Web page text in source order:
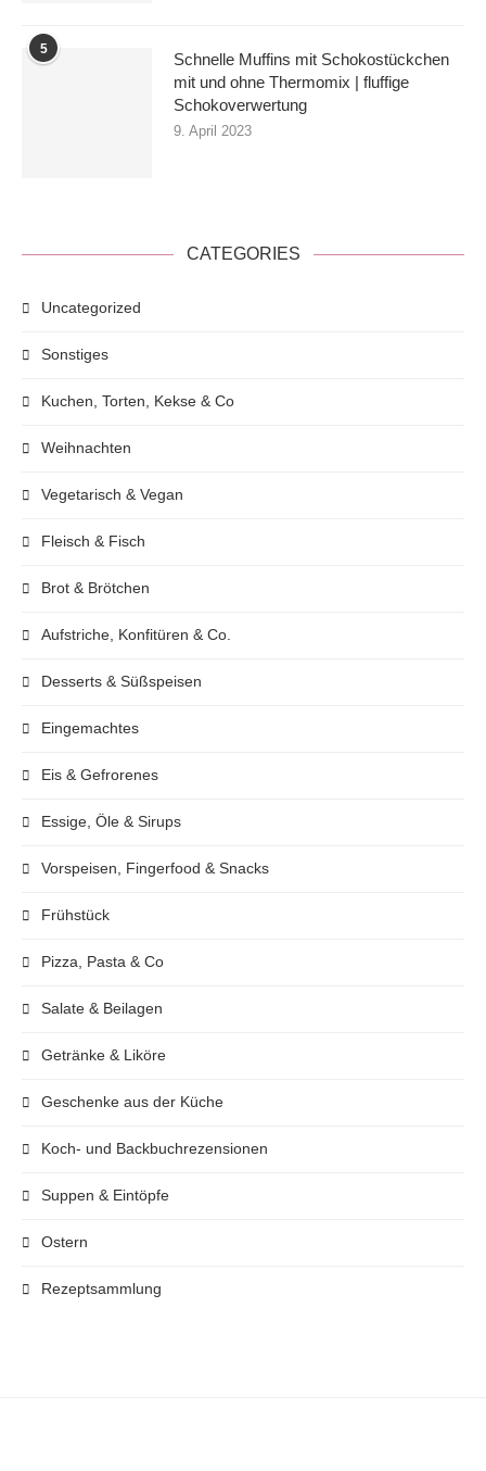
5
Schnelle Muffins mit Schokostückchen
mit und ohne Thermomix | fluffige
Schokoverwertung
9. April 2023
CATEGORIES
Uncategorized
Sonstiges
Kuchen, Torten, Kekse & Co
Weihnachten
Vegetarisch & Vegan
Fleisch & Fisch
Brot & Brötchen
Aufstriche, Konfitüren & Co.
Desserts & Süßspeisen
Eingemachtes
Eis & Gefrorenes
Essige, Öle & Sirups
Vorspeisen, Fingerfood & Snacks
Frühstück
Pizza, Pasta & Co
Salate & Beilagen
Getränke & Liköre
Geschenke aus der Küche
Koch- und Backbuchrezensionen
Suppen & Eintöpfe
Ostern
Rezeptsammlung